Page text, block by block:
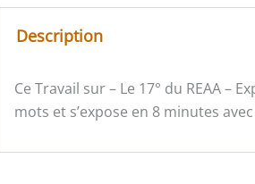
Description
Ce Travail sur – Le 17° du REAA –
mots et s’expose en 8 minutes